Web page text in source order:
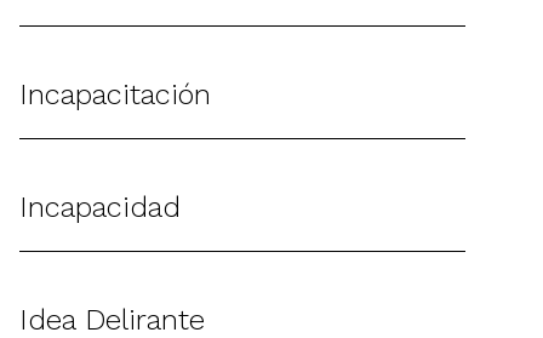
Incapacitación
Incapacidad
Idea Delirante